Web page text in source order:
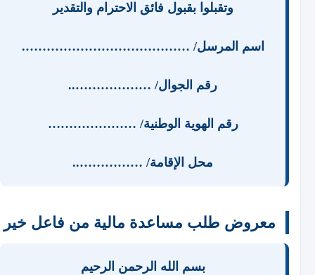
وتقبلوا بقبول فائق الاحترام والتقدير
اسم المرسل/ ………………………………….
رقم الجوال/ ………………..
رقم الهوية الوطنية/ …………………
محل الإقامة/ ……………..
معروض طلب مساعدة مالية من فاعل خير
بسم الله الرحمن الرحيم